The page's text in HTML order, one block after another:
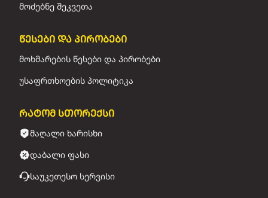
მოძებნე შეკვეთა
წესები და პირობები
მოხმარების წესები და პირობები
უსაფრთხოების პოლიტიკა
რატომ სთორექსი
მაღალი ხარისხი
დაბალი ფასი
საუკეთესო სერვისი